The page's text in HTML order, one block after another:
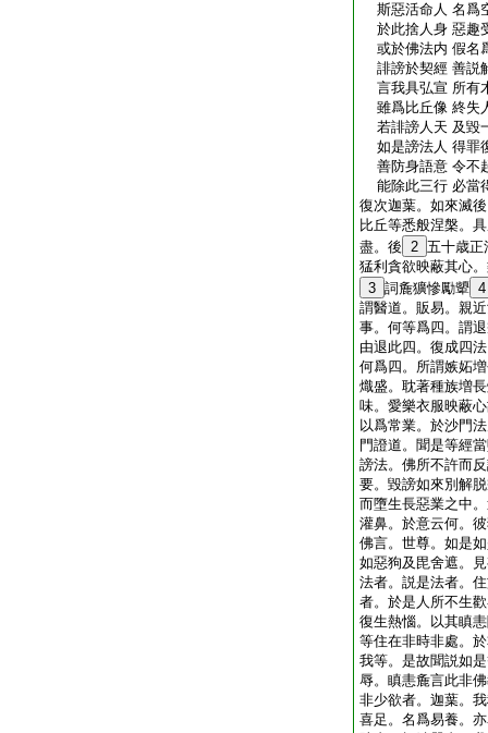
斯惡活命人 名爲
於此捨人身 惡趣
或於佛法内 假名
誹謗於契經 善説
言我具弘宣 所有
雖爲比丘像 終失
若誹謗人天 及毀
如是謗法人 得罪
善防身語意 令不
能除此三行 必當
復次迦葉。如來滅
比丘等悉般涅槃。
盡。後 2 五十歳正
猛利貪欲映蔽其心
3 詞麁獷慘勵顰 4
謂醫道。販易。親
事。何等爲四。謂
由退此四。復成四
何爲四。所謂嫉妬
熾盛。耽著種族増
味。愛樂衣服映蔽
以爲常業。於沙門
門證道。聞是等經
謗法。佛所不許而
要。毀謗如來別解
而墮生長惡業之中
灌鼻。於意云何。
佛言。世尊。如是
如惡狗及毘舍遮。
法者。説是法者。
者。於是人所不生
復生熱惱。以其瞋
等住在非時非處。
我等。是故聞説如
辱。瞋恚麁言此非
非少欲者。迦葉。
喜足。名爲易養。